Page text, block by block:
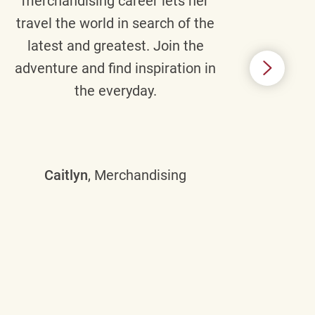
travel the world in search of the
latest and greatest. Join the
adventure and find inspiration in
the everyday.
Caitlyn, Merchandising